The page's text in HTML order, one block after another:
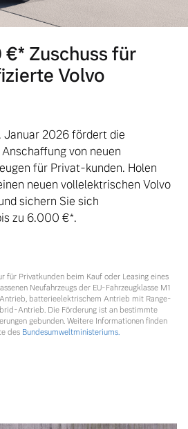
Mehr erfahren
Zuschuss für
Volvo
Januar 2026 fördert die
von neuen
für Privat-kunden. Holen
neuen vollelektrischen Volvo
sichern Sie sich
zu 6.000 €⁠*.
für Privatkunden beim Kauf oder Leasing eines
Neufahrzeugs der EU-Fahrzeugklasse M1
batterieelektrischem Antrieb mit Range-
Antrieb. Die Förderung ist an bestimmte
gebunden. Weitere Informationen finden
des Bundesumweltministeriums.